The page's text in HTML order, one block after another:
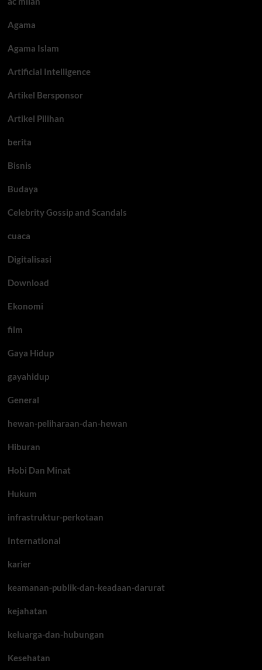
Agama
Agama Islam
Artificial Intelligence
Artikel Bersponsor
Artikel Pilihan
berita
Bisnis
Budaya
Celebrity Gossip and Scandals
cuaca
Digitalisasi
Download
Ekonomi
film
Gaya Hidup
gayahidup
General
hewan-peliharaan-dan-hewan
Hiburan
Hobi Dan Minat
Hukum
infrastruktur-perkotaan
International
karier
keamanan-publik-dan-keadaan-darurat
kejahatan
keluarga-dan-hubungan
Kesehatan